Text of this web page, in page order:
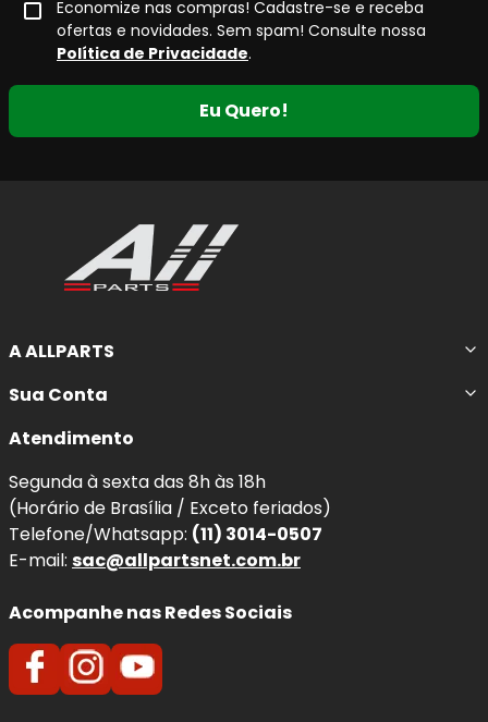
Economize nas compras! Cadastre-se e receba
ofertas e novidades. Sem spam! Consulte nossa
Política de Privacidade.
Eu Quero!
A ALLPARTS
Sua Conta
Atendimento
Segunda à sexta das 8h às 18h
(Horário de Brasília / Exceto feriados)
Telefone/Whatsapp: (11) 3014-0507
E-mail: sac@allpartsnet.com.br
Acompanhe nas Redes Sociais